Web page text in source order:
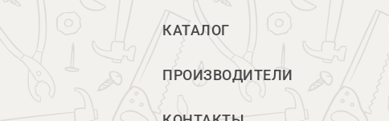
КАТАЛОГ
ПРОИЗВОДИТЕЛИ